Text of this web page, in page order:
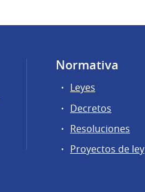
Normativa
Leyes
Decretos
Resoluciones
Proyectos de ley